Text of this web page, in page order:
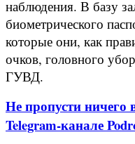
наблюдения. В базу
биометрического
которые они, как
очков, головного
ГУВД.
Не пропусти ничего
Telegram-канале